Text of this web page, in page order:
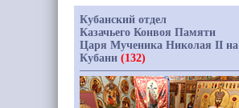
Кубанский отдел
Казачьего Конвоя Памяти
Царя Мученика Николая II на
Кубани (132)